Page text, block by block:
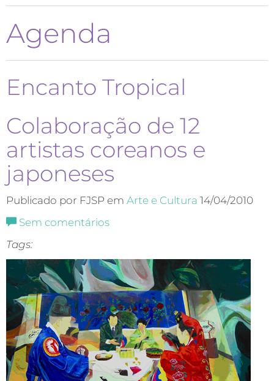
Agenda
Encanto Tropical
Colaboração de 12
artistas coreanos e
japoneses
Publicado por FJSP em Arte e Cultura 14/04/2010
Sem comentários
Tags: